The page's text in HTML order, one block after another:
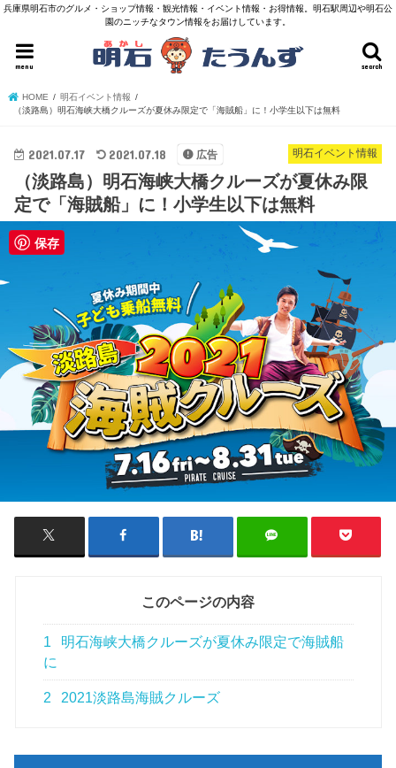
兵庫県明石市のグルメ・ショップ情報・観光情報・イベント情報・お得情報。明石駅周辺や明石公
園のニッチなタウン情報をお届けしています。
search
menu
HOME
明石イベント情報
（淡路島）明石海峡大橋クルーズが夏休み限定で「海賊船」に！小学生以下は無料
明石イベント情報
2021.07.17 2021.07.18 広告
（淡路島）明石海峡大橋クルーズが夏休み限
定で「海賊船」に！小学生以下は無料
このページの内容
1
明石海峡大橋クルーズが夏休み限定で海賊船
に
2 2021淡路島海賊クルーズ
保存